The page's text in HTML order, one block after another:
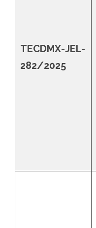
TECDMX-JEL-
282/2025